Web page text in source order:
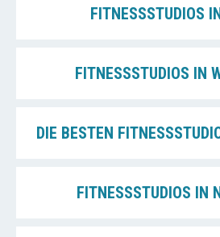
FITNESSSTUDIOS
FITNESSSTUDIOS IN
DIE BESTEN
FITNESSSTUDIOS IN